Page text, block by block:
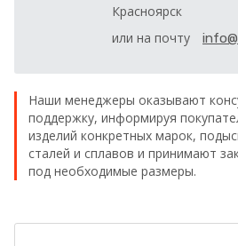
Красноярск
или на почту
Наши менеджеры оказывают
поддержку, информируя
изделий конкретных марок,
сталей и сплавов и принимают
под необходимые размеры.